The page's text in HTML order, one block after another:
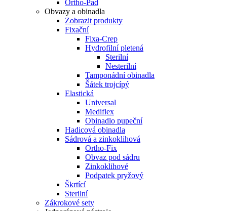
Ortho-Pad
Obvazy a obinadla
Zobrazit produkty
Fixační
Fixa-Crep
Hydrofilní pletená
Sterilní
Nesterilní
Tamponádní obinadla
Šátek trojcípý
Elastická
Universal
Mediflex
Obinadlo pupeční
Hadicová obinadla
Sádrová a zinkoklihová
Ortho-Fix
Obvaz pod sádru
Zinkoklihové
Podpatek pryžový
Škrtící
Sterilní
Zákrokové sety